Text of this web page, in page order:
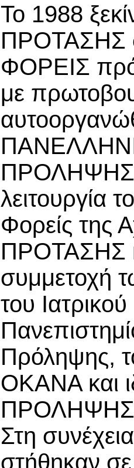
Το 1988
ΠΡΟΤΑΣΗΣ
ΦΟΡΕΙΣ
με
ΠΡΟΛΗΨΗΣ.
λειτουργία
Φορείς της
ΠΡΟΤΑΣΗΣ
συμμετοχή
του
Πρόληψης,
ΟΚΑΝΑ και
ΠΡΟΛΗΨΗΣ
Στη
στήθηκαν σε